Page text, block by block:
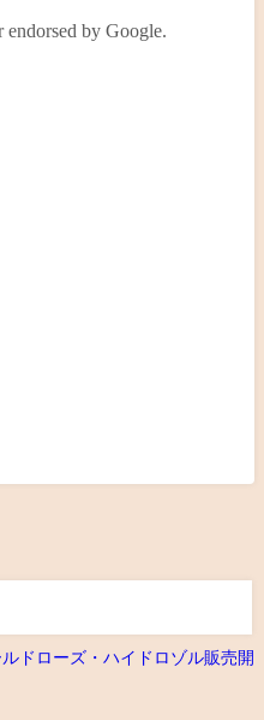
ドローズ・ハイドロゾル販売開